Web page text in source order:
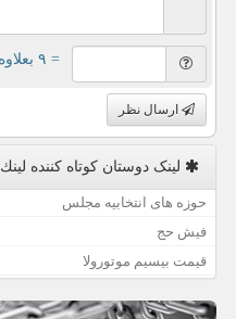
= ۹ بعلاوه ۴
ارسال نظر
لینک دوستان كوتاه كننده لینك
حوزه های انتخابیه مجلس
فیش حج
قیمت بیسیم موتورولا